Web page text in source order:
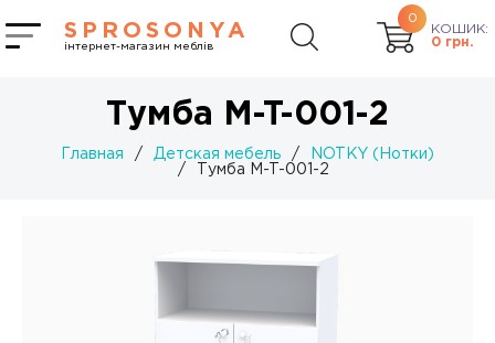
SPROSONYA
інтернет-магазин меблів
0
КОШИК:
0 грн.
Тумба M-T-001-2
Главная / Детская мебель /
NOTKY (Нотки)
/
Тумба M-T-001-2